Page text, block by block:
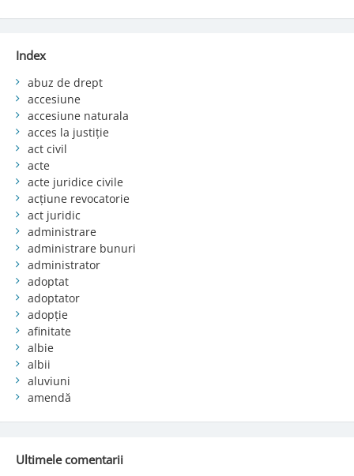
Index
abuz de drept
accesiune
accesiune naturala
acces la justiție
act civil
acte
acte juridice civile
acțiune revocatorie
act juridic
administrare
administrare bunuri
administrator
adoptat
adoptator
adopție
afinitate
albie
albii
aluviuni
amendă
Ultimele comentarii